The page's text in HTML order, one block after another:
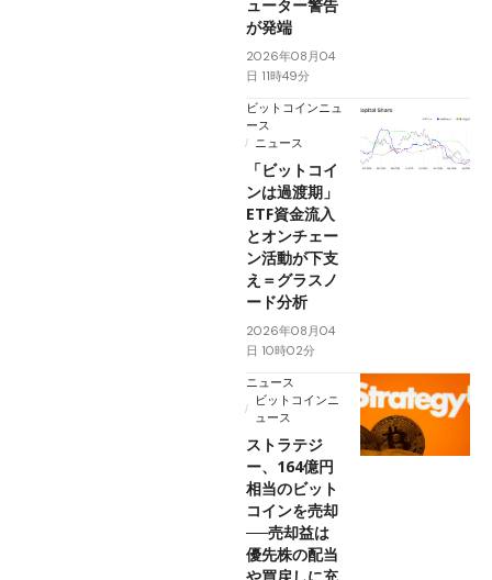
ューター警告
が発端
2026年08月04
日 11時49分
ビットコインニュ
ース
ニュース
「ビットコイ
ンは過渡期」
ETF資金流入
とオンチェー
ン活動が下支
え＝グラスノ
ード分析
2026年08月04
日 10時02分
ニュース
ビットコインニ
ュース
ストラテジ
ー、164億円
相当のビット
コインを売却
──売却益は
優先株の配当